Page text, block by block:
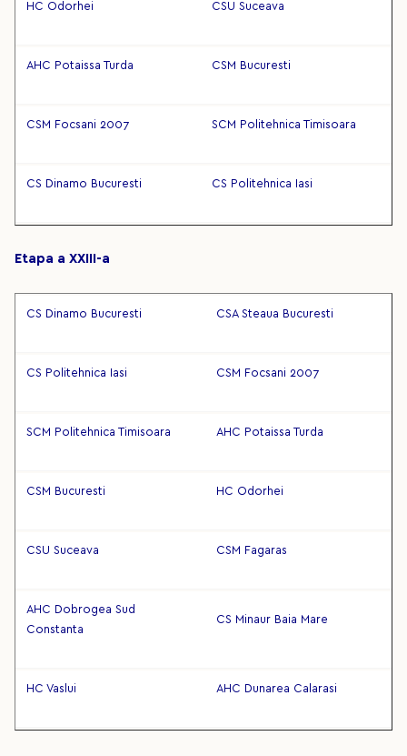
HC Odorhei CSU Suceava
AHC Potaissa Turda CSM Bucuresti
CSM Focsani 2007 SCM Politehnica Timisoara
CS Dinamo Bucuresti CS Politehnica Iasi
Etapa a XXIII-a
CS Dinamo Bucuresti CSA Steaua Bucuresti
CS Politehnica Iasi CSM Focsani 2007
SCM Politehnica Timisoara AHC Potaissa Turda
CSM Bucuresti HC Odorhei
CSU Suceava CSM Fagaras
AHC Dobrogea Sud
Constanta
CS Minaur Baia Mare
HC Vaslui AHC Dunarea Calarasi